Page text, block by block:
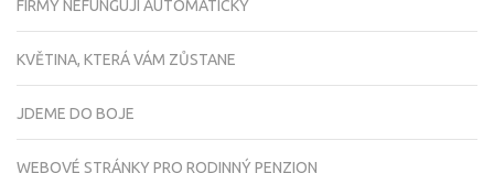
FIRMY NEFUNGUJÍ AUTOMATICKY
KVĚTINA, KTERÁ VÁM ZŮSTANE
JDEME DO BOJE
WEBOVÉ STRÁNKY PRO RODINNÝ PENZION